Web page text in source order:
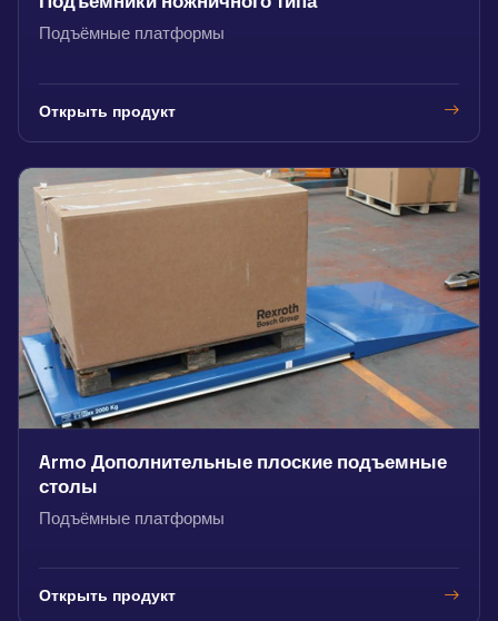
Подъёмные платформы
Открыть продукт
Armo Дополнительные плоские подъемные
столы
Подъёмные платформы
Открыть продукт